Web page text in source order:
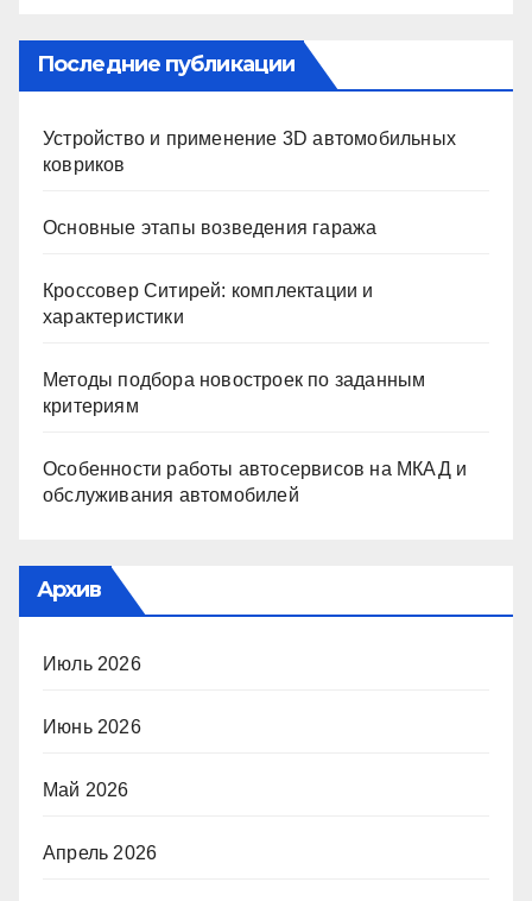
Последние публикации
Устройство и применение 3D автомобильных
ковриков
Основные этапы возведения гаража
Кроссовер Ситирей: комплектации и
характеристики
Методы подбора новостроек по заданным
критериям
Особенности работы автосервисов на МКАД и
обслуживания автомобилей
Архив
Июль 2026
Июнь 2026
Май 2026
Апрель 2026